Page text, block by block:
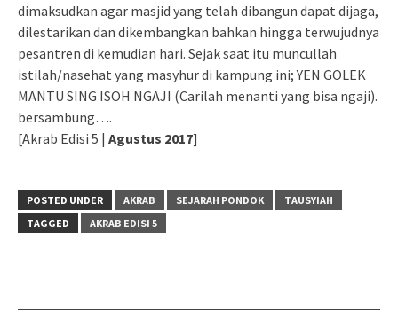
dimaksudkan agar masjid yang telah dibangun dapat dijaga,
dilestarikan dan dikembangkan bahkan hingga terwujudnya
pesantren di kemudian hari. Sejak saat itu muncullah
istilah/nasehat yang masyhur di kampung ini; YEN GOLEK
MANTU SING ISOH NGAJI (Carilah menanti yang bisa ngaji).
bersambung….
[Akrab Edisi 5 | Agustus 2017]
POSTED UNDER AKRAB SEJARAH PONDOK
TAUSYIAH
TAGGED
AKRAB EDISI 5